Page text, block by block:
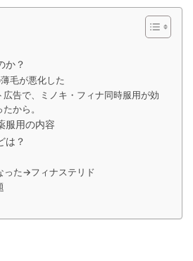
か？
毛が悪化した
広告で、ミノキ・フィナ同時服用が効
から。
服用の内容
は？
った→フィナステリド